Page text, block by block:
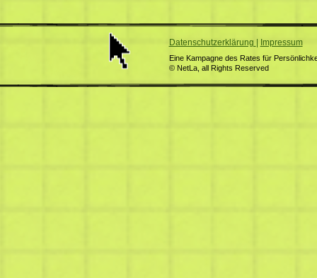
Datenschutzerklärung Impressum
Eine Kampagne des Rates für
© NetLa, all Rights Reserved